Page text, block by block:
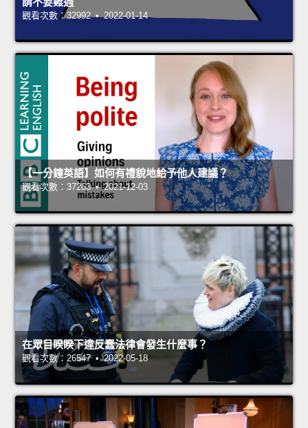
觀看次數：32992 • 2022-01-14
【一分鐘英語】如何有禮貌地給予他人建議？
觀看次數：37263 • 2021-12-03
在眾目睽睽下違反蠢法律會發生什麼事？
觀看次數：26547 • 2022-05-18